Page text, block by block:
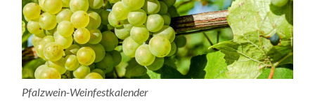
Pfalzwein-Weinfestkalender